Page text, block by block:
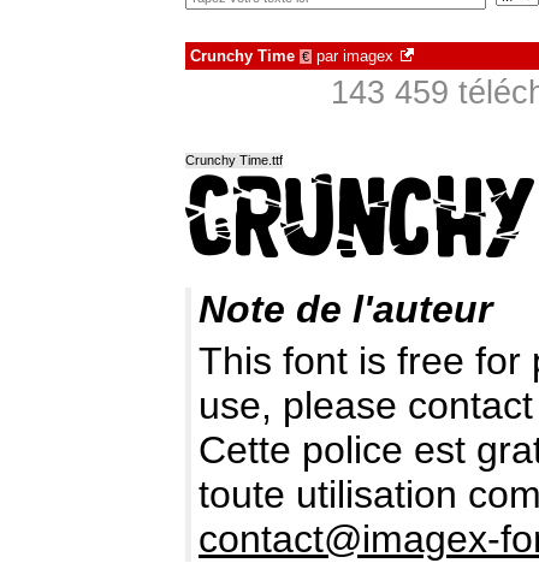
Crunchy Time € par imagex
143 459
Crunchy Time.ttf
Note de l'auteur
This font is free for
use, please
Cette police est
toute utilisation
contact@imagex-